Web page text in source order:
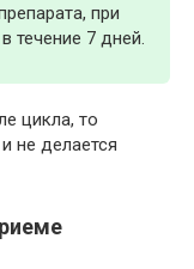
при
течение 7 дней.
цикла, то
не делается